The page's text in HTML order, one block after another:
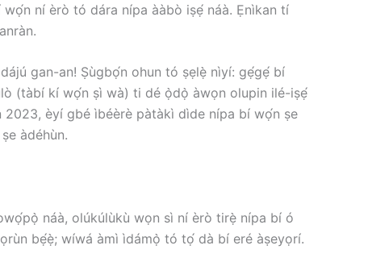
ní èrò tó dára nípa ààbò iṣẹ́ náà. Ẹnìkan tí
gan-an! Ṣùgbọ́n ohun tó ṣẹlẹ̀ nìyí: gẹ́gẹ́ bí
(tàbí kí wọ́n ṣì wà) ti dé ọ̀dọ̀ àwọn olupin ilé-iṣẹ́
èyí gbé ìbéèrè pàtàkì dìde nípa bí wọ́n ṣe
àdéhùn.
náà, olúkúlùkù wọn sì ní èrò tirẹ̀ nípa bí ó
bẹ́ẹ̀; wíwá àmì ìdámọ̀ tó tọ́ dà bí eré àṣeyọrí.